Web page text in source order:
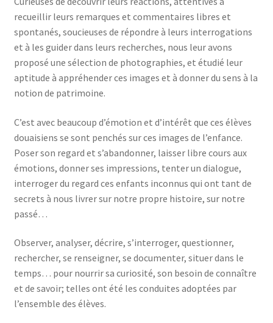
recueillir leurs remarques et commentaires libres et
spontanés, soucieuses de répondre à leurs interrogations
et à les guider dans leurs recherches, nous leur avons
proposé une sélection de photographies, et étudié leur
aptitude à appréhender ces images et à donner du sens à la
notion de patrimoine.
C’est avec beaucoup d’émotion et d’intérêt que ces élèves
douaisiens se sont penchés sur ces images de l’enfance.
Poser son regard et s’abandonner, laisser libre cours aux
émotions, donner ses impressions, tenter un dialogue,
interroger du regard ces enfants inconnus qui ont tant de
secrets à nous livrer sur notre propre histoire, sur notre
passé…
Observer, analyser, décrire, s’interroger, questionner,
rechercher, se renseigner, se documenter, situer dans le
temps… pour nourrir sa curiosité, son besoin de connaître
et de savoir; telles ont été les conduites adoptées par
l’ensemble des élèves.